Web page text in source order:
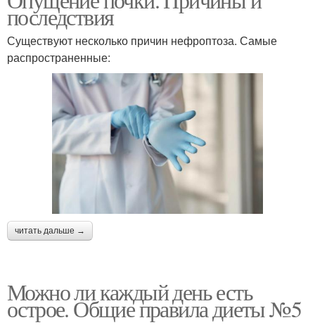
последствия
Существуют несколько причин нефроптоза. Самые
распространенные:
читать дальше →
Можно ли каждый день есть
острое. Общие правила диеты №5